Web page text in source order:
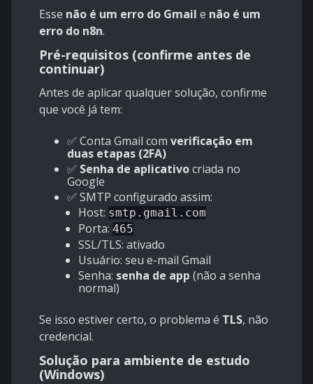
Esse não é um erro do Gmail e não é um
erro do n8n.
Pré-requisitos (confirme antes de
continuar)
Antes de aplicar qualquer solução, confirme
que você já tem:
✅ Conta Gmail com verificação em
duas etapas (2FA)
✅ Senha de aplicativocriada no
Google
✅ SMTP configurado assim:
Host: smtp.gmail.com
Porta: 465
SSL/TLS: ativado
Usuário: seu e-mail Gmail
Senha: senha de app (não a senha
normal)
Se isso estiver certo, o problema é TLS, não
credencial.
Solução para ambiente de estudo
(Windows)